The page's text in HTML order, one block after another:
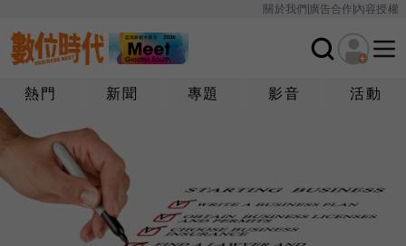
關於我們廣告合作內容授權
熱門 新聞 專題 影音 活動